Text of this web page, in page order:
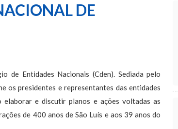
DE
de Entidades Nacionais (Cden). Sediada pelo
os presidentes e representantes das entidades
e discutir planos e ações voltadas as
de 400 anos de São Luís e aos 39 anos do